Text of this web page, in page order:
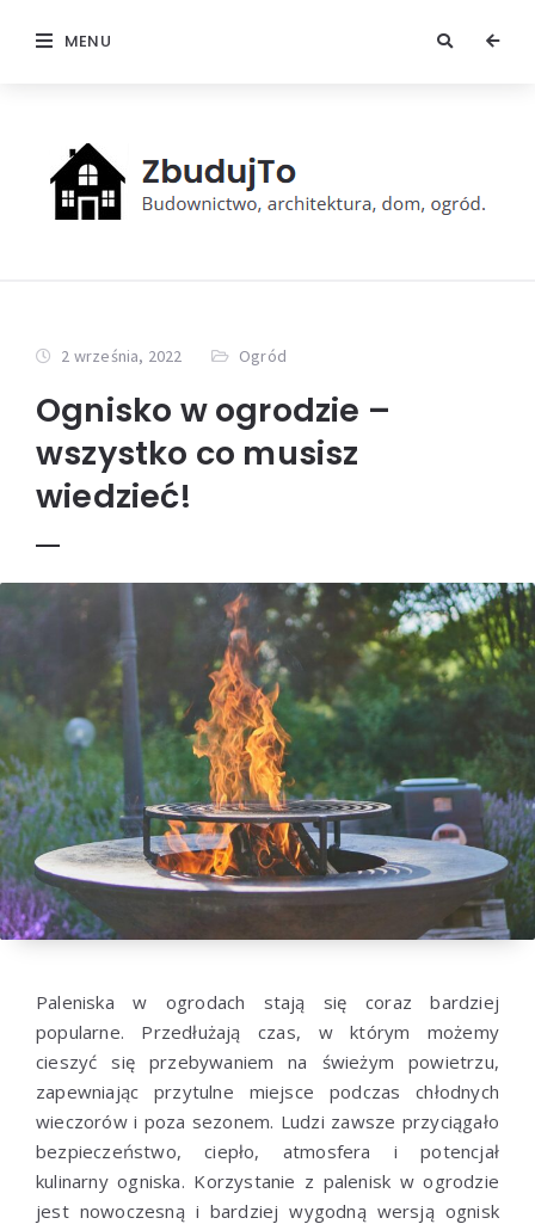
MENU
2 września, 2022 Ogród
Ognisko w ogrodzie –
wszystko co musisz
wiedzieć!
Paleniska w ogrodach stają się coraz bardziej
popularne. Przedłużają czas, w którym możemy
cieszyć się przebywaniem na świeżym powietrzu,
zapewniając przytulne miejsce podczas chłodnych
wieczorów i poza sezonem. Ludzi zawsze przyciągało
bezpieczeństwo, ciepło, atmosfera i potencjał
kulinarny ogniska. Korzystanie z palenisk w ogrodzie
jest nowoczesną i bardziej wygodną wersją ognisk